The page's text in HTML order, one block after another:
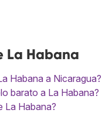
La Habana
Habana a Nicaragua?
barato a La Habana?
La Habana?